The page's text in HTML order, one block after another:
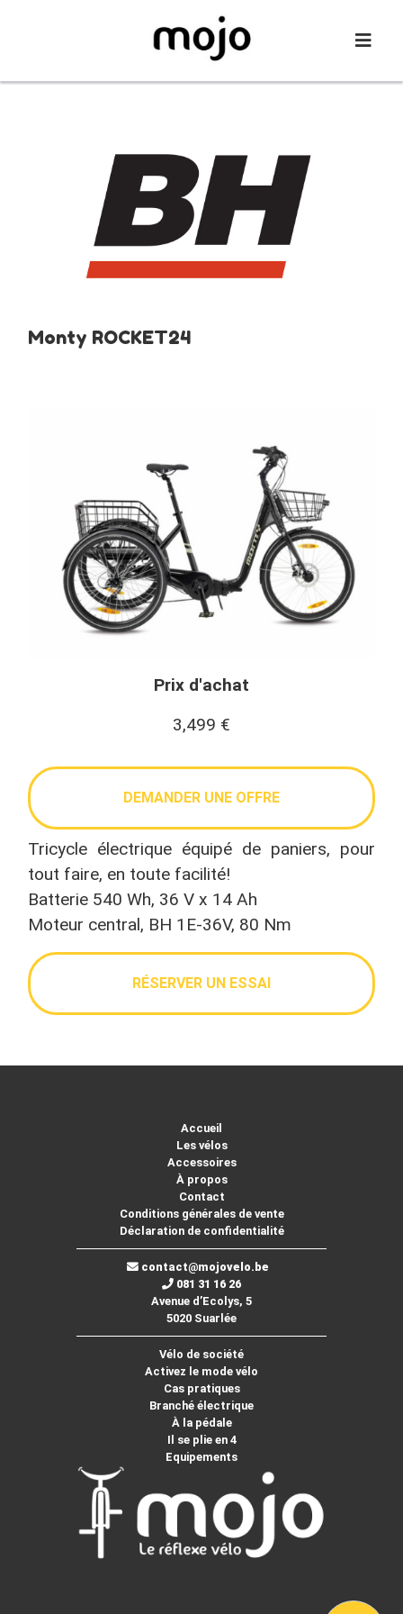
Contact
À propos
Monty ROCKET24
Prix d'achat
3,499 €
DEMANDER UNE OFFRE
Tricycle électrique équipé de paniers, pour
tout faire, en toute facilité!
Batterie 540 Wh, 36 V x 14 Ah
Moteur central, BH 1E-36V, 80 Nm
RÉSERVER UN ESSAI
Accueil
Les vélos
Accessoires
À propos
Contact
Conditions générales de vente
Déclaration de confidentialité
contact@mojovelo.be
081 31 16 26
Avenue d’Ecolys, 5
5020 Suarlée
Vélo de société
Activez le mode vélo
Cas pratiques
Branché électrique
À la pédale
Il se plie en 4
Equipements